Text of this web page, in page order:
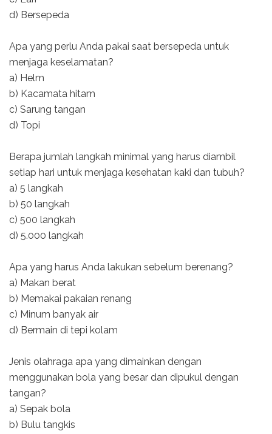
d) Bersepeda
Apa yang perlu Anda pakai saat bersepeda untuk
menjaga keselamatan?
a) Helm
b) Kacamata hitam
c) Sarung tangan
d) Topi
Berapa jumlah langkah minimal yang harus diambil
setiap hari untuk menjaga kesehatan kaki dan tubuh?
a) 5 langkah
b) 50 langkah
c) 500 langkah
d) 5.000 langkah
Apa yang harus Anda lakukan sebelum berenang?
a) Makan berat
b) Memakai pakaian renang
c) Minum banyak air
d) Bermain di tepi kolam
Jenis olahraga apa yang dimainkan dengan
menggunakan bola yang besar dan dipukul dengan
tangan?
a) Sepak bola
b) Bulu tangkis